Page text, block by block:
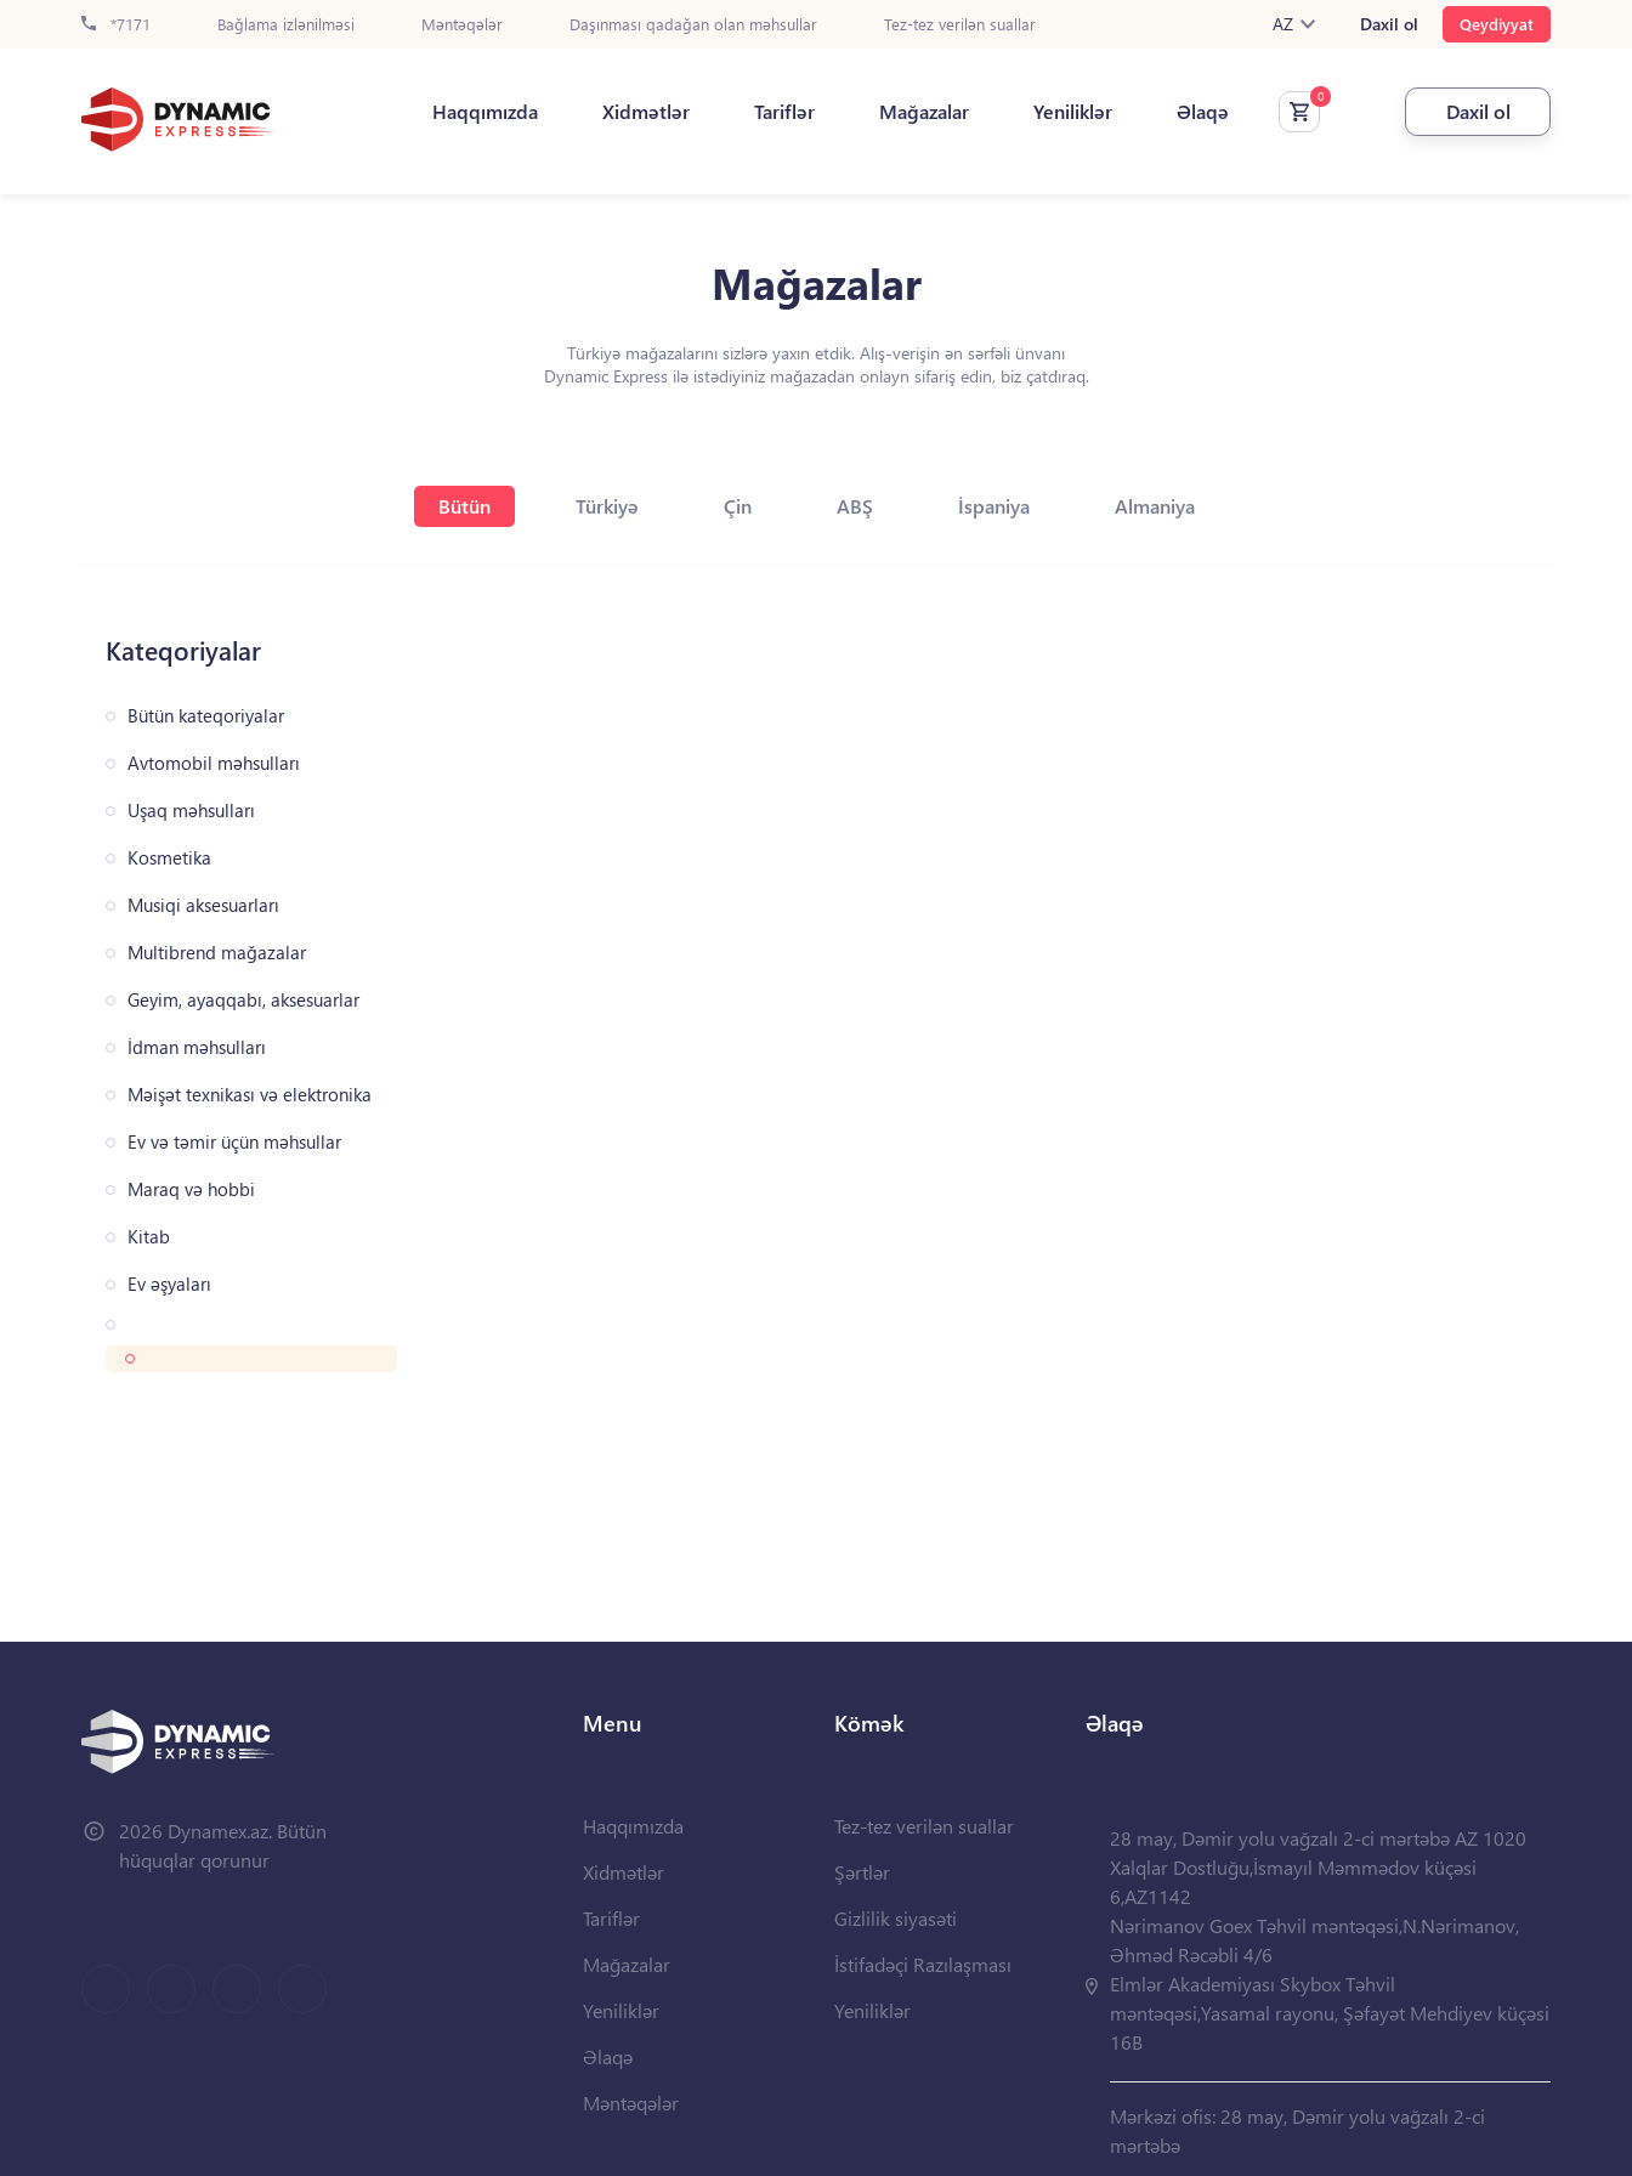
*7171 Bağlama izlənilməsi Məntəqələr Daşınması qadağan olan məhsullar Tez-tez verilən suallar AZ Daxil ol Qeydiyyat
Haqqımızda Xidmətlər Tariflər Mağazalar Yeniliklər Əlaqə Daxil ol
Mağazalar
Türkiyə mağazalarını sizlərə yaxın etdik. Alış-verişin ən sərfəli ünvanı
Dynamic Express ilə istədiyiniz mağazadan onlayn sifariş edin, biz çatdıraq.
Bütün Türkiyə Çin ABŞ İspaniya Almaniya
Kateqoriyalar
Bütün kateqoriyalar
Avtomobil məhsulları
Uşaq məhsulları
Kosmetika
Musiqi aksesuarları
Multibrend mağazalar
Geyim, ayaqqabı, aksesuarlar
İdman məhsulları
Məişət texnikası və elektronika
Ev və təmir üçün məhsullar
Maraq və hobbi
Kitab
Ev əşyaları
2026 Dynamex.az. Bütün
hüquqlar qorunur
Menu
Haqqımızda
Xidmətlər
Tariflər
Mağazalar
Yeniliklər
Əlaqə
Məntəqələr
Kömək
Tez-tez verilən suallar
Şərtlər
Gizlilik siyasəti
İstifadəçi Razılaşması
Yeniliklər
Əlaqə
28 may, Dəmir yolu vağzalı 2-ci mərtəbə AZ 1020
Xalqlar Dostluğu,İsmayıl Məmmədov küçəsi
6,AZ1142
Nərimanov Goex Təhvil məntəqəsi,N.Nərimanov,
Əhməd Rəcəbli 4/6
Elmlər Akademiyası Skybox Təhvil
məntəqəsi,Yasamal rayonu, Şəfayət Mehdiyev küçəsi
16B
Mərkəzi ofis: 28 may, Dəmir yolu vağzalı 2-ci
mərtəbə